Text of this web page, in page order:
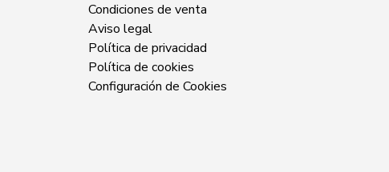
Condiciones de venta
Aviso legal
Política de privacidad
Política de cookies
Configuración de Cookies